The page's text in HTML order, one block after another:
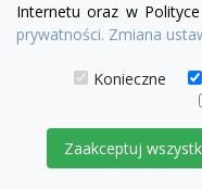
Internetu oraz w
prywatności. Zmiana
Konieczne
Zaakceptuj